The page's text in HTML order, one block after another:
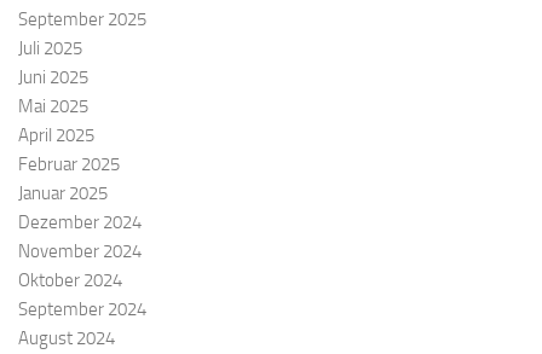
September 2025
Juli 2025
Juni 2025
Mai 2025
April 2025
Februar 2025
Januar 2025
Dezember 2024
November 2024
Oktober 2024
September 2024
August 2024